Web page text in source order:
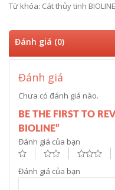
Từ khóa: Cát thủy tinh BIOLINE
Đánh giá (0)
Đánh giá
Chưa có đánh giá nào.
BE THE FIRST TO
BIOLINE”
Đánh giá của bạn
Đánh giá của bạn